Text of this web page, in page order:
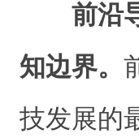
前沿
知边界。
技发展的